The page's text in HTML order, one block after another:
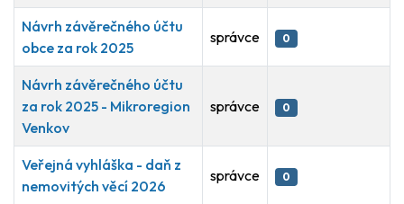
Návrh závěrečného účtu
obce za rok 2025
správce 0
Návrh závěrečného účtu
za rok 2025 - Mikroregion
Venkov
správce 0
Veřejná vyhláška - daň z
nemovitých věcí 2026
správce 0